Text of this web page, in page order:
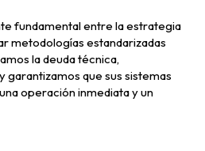
fundamental entre la estrategia
metodologías estandarizadas
la deuda técnica,
garantizamos que sus sistemas
operación inmediata y un